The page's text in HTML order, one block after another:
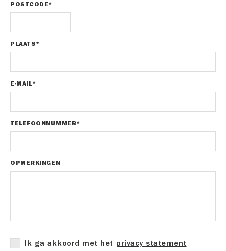
POSTCODE*
PLAATS*
E-MAIL*
TELEFOONNUMMER*
OPMERKINGEN
Ik ga akkoord met het privacy statement